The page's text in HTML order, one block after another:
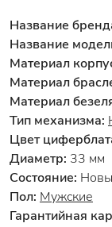
Название
Название
Материал
Материал
Материал
Тип механизма:
Цвет
Диаметр: 33 мм
Состояние:
Пол: Мужские
Гарантийная